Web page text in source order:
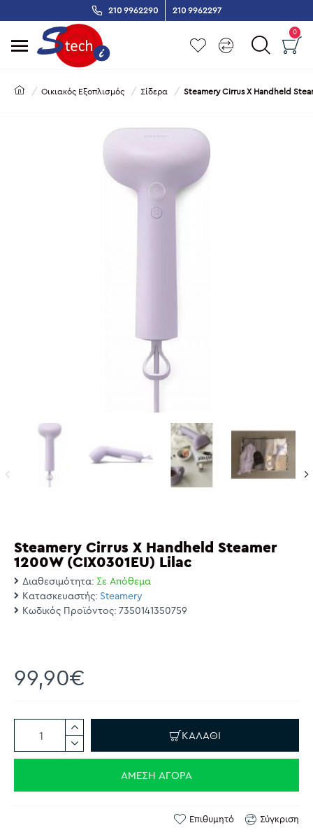
210 9962290 210 9962297
0
Οικιακός Εξοπλισμός Σίδερα Steamery Cirrus X Handheld
Steamery Cirrus X Handheld Steamer
1200W (CIX0301EU) Lilac
Διαθεσιμότητα: Σε Απόθεμα
Κατασκευαστής: Steamery
Κωδικός Προϊόντος: 7350141350759
99,90€
ΚΑΛΆΘΙ
ΆΜΕΣΗ ΑΓΟΡΆ
Επιθυμητό Σύγκριση